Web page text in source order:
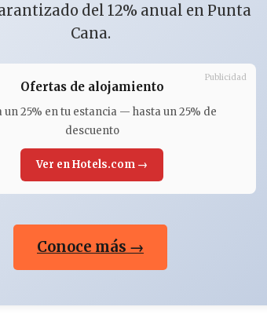
del 12% anual en Punta
Cana.
Ofertas de alojamiento
un 25% en tu estancia — hasta un 25% de
descuento
Ver en Hotels.com →
Publicidad
Conoce más →